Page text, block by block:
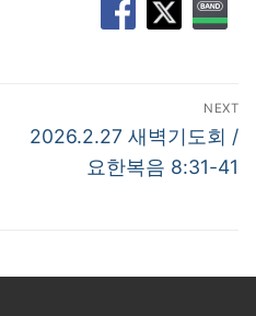
NEXT
Next
2026.2.27 새벽기도회 /
요한복음 8:31-41